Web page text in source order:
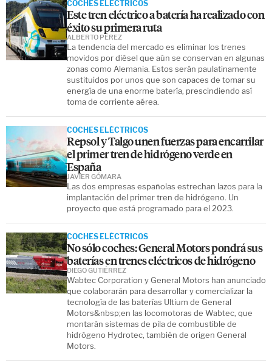
COCHES ELÉCTRICOS
Este tren eléctrico a batería ha realizado con
éxito su primera ruta
La tendencia del mercado es eliminar los trenes
movidos por diésel que aún se conservan en algunas
zonas como Alemania. Estos serán paulatinamente
sustituidos por unos que son capaces de tomar su
energía de una enorme batería, prescindiendo así
toma de corriente aérea.
ALBERTO PÉREZ
COCHES ELÉCTRICOS
Repsol y Talgo unen fuerzas para encarrilar
el primer tren de hidrógeno verde en
España
Las dos empresas españolas estrechan lazos para la
implantación del primer tren de hidrógeno. Un
proyecto que está programado para el 2023.
JAVIER GÓMARA
COCHES ELÉCTRICOS
No sólo coches: General Motors pondrá sus
baterías en trenes eléctricos de hidrógeno
Wabtec Corporation y General Motors han anunciado
que colaborarán para desarrollar y comercializar la
tecnología de las baterías Ultium de General
Motors&nbsp;en las locomotoras de Wabtec, que
montarán sistemas de pila de combustible de
hidrógeno Hydrotec, también de origen General
Motors.
DIEGO GUTIÉRREZ